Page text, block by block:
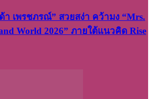
า เพรชภรณ์” สวยสง่า คว้ามง “Mrs.
World 2026” ภายใต้แนวคิด Rise